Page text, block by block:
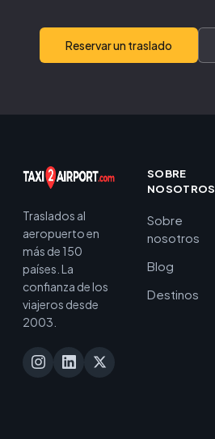
Reservar un traslado
Traslados al
aeropuerto en
más de 150
países. La
confianza de los
viajeros desde
2003.
SOBRE
NOSOTROS
Sobre
nosotros
Blog
Destinos